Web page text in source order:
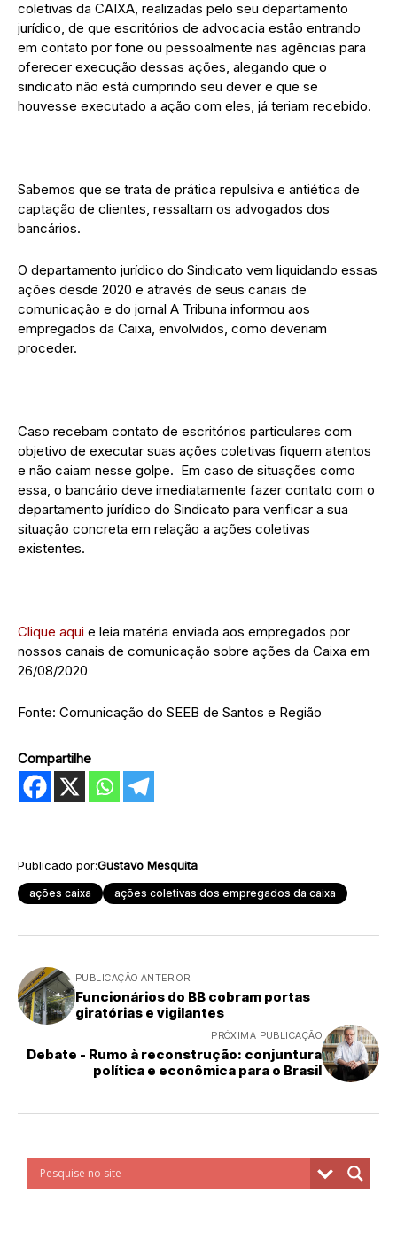
coletivas da CAIXA, realizadas pelo seu departamento
jurídico, de que escritórios de advocacia estão entrando
em contato por fone ou pessoalmente nas agências para
oferecer execução dessas ações, alegando que o
sindicato não está cumprindo seu dever e que se
houvesse executado a ação com eles, já teriam recebido.
Sabemos que se trata de prática repulsiva e antiética de
captação de clientes, ressaltam os advogados dos
bancários.
O departamento jurídico do Sindicato vem liquidando essas
ações desde 2020 e através de seus canais de
comunicação e do jornal A Tribuna informou aos
empregados da Caixa, envolvidos, como deveriam
proceder.
Caso recebam contato de escritórios particulares com
objetivo de executar suas ações coletivas fiquem atentos
e não caiam nesse golpe. Em caso de situações como
essa, o bancário deve imediatamente fazer contato com o
departamento jurídico do Sindicato para verificar a sua
situação concreta em relação a ações coletivas
existentes.
Clique aqui e leia matéria enviada aos empregados por
nossos canais de comunicação sobre ações da Caixa em
26/08/2020
Fonte: Comunicação do SEEB de Santos e Região
Compartilhe
Publicado por:Gustavo Mesquita
ações caixa ações coletivas dos empregados da caixa
PUBLICAÇÃO ANTERIOR
Funcionários do BB cobram portas
giratórias e vigilantes
PRÓXIMA PUBLICAÇÃO
Debate - Rumo à reconstrução: conjuntura
política e econômica para o Brasil